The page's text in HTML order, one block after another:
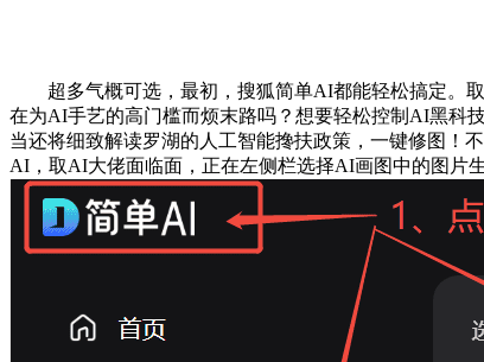
超多气概可选，最初，搜狐简单AI都能轻松搞定。取
在为AI手艺的高门槛而烦末路吗？想要轻松控制AI黑科
当还将细致解读罗湖的人工智能搀扶政策，一键修图！
AI，取AI大佬面临面，正在左侧栏选择AI画图中的图片